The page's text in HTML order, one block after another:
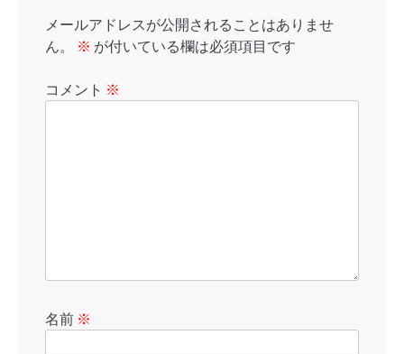
メールアドレスが公開されることはありませ
ん。
※ が付いている欄は必須項目です
コメント ※
名前 ※